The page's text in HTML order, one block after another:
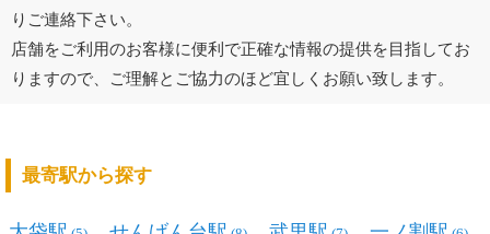
りご連絡下さい。
店舗をご利用のお客様に便利で正確な情報の提供を目指してお
りますので、ご理解とご協力のほど宜しくお願い致します。
最寄駅から探す